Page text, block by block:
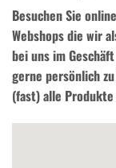
Besuchen Sie
Webshops die wir
bei uns im
gerne persönlich
(fast) alle